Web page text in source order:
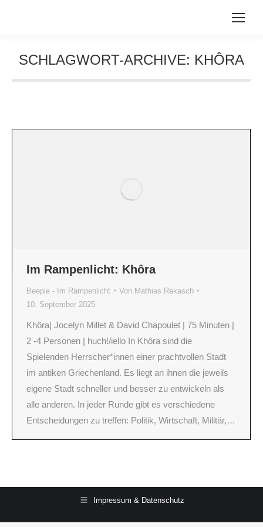
SCHLAGWORT-ARCHIVE: KHÔRA
Im Rampenlicht: Khôra
Beeple - Im Rampenlicht Von Mathias Rekasch
10. September 2025
Khôra| Jocelyn Millet & David Chapoulet | 75 Minuten |
2 -4 Personen | huch!/iello In Khôra sind die
Spielenden Herrscher*innen einer prachtvollen Stadt
im antiken Griechenland. Es liegt an ihnen die jeweils
eigene Stadt schneller und besser zu entwickeln als
alle anderen. In jeder Runde gibt es verschiedene
Entscheidungen zu treffen: Politik, Wirtschaft, Militär,…
Impressum & Datenschutz